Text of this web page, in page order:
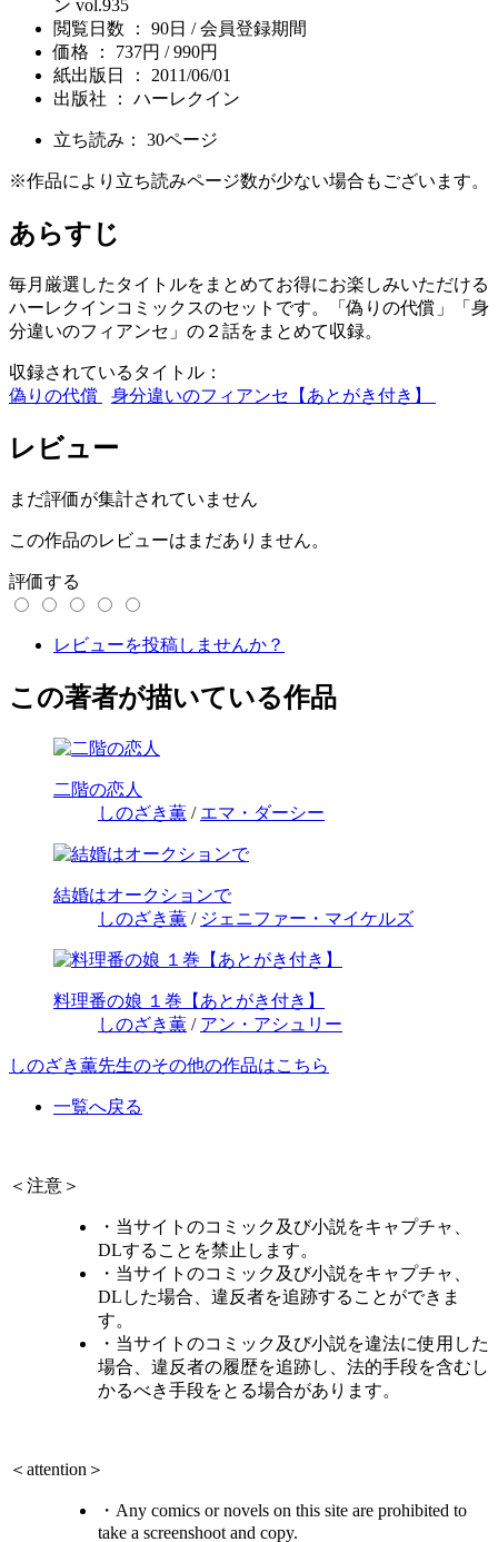
ン vol.935
閲覧日数 ： 90日 / 会員登録期間
価格 ： 737円 / 990円
紙出版日 ： 2011/06/01
出版社 ： ハーレクイン
立ち読み： 30ページ
※作品により立ち読みページ数が少ない場合もございます。
あらすじ
毎月厳選したタイトルをまとめてお得にお楽しみいただける
ハーレクインコミックスのセットです。「偽りの代償」「身
分違いのフィアンセ」の２話をまとめて収録。
収録されているタイトル：
偽りの代償
身分違いのフィアンセ【あとがき付き】
レビュー
まだ評価が集計されていません
この作品のレビューはまだありません。
評価する
レビューを投稿しませんか？
この著者が描いている作品
二階の恋人
しのざき薫 / エマ・ダーシー
結婚はオークションで
しのざき薫 / ジェニファー・マイケルズ
料理番の娘 １巻【あとがき付き】
しのざき薫 / アン・アシュリー
しのざき薫先生のその他の作品はこちら
一覧へ戻る
＜注意＞
・当サイトのコミック及び小説をキャプチャ、
DLすることを禁止します。
・当サイトのコミック及び小説をキャプチャ、
DLした場合、違反者を追跡することができま
す。
・当サイトのコミック及び小説を違法に使用した
場合、違反者の履歴を追跡し、法的手段を含むし
かるべき手段をとる場合があります。
＜attention＞
・Any comics or novels on this site are prohibited to
take a screenshoot and copy.